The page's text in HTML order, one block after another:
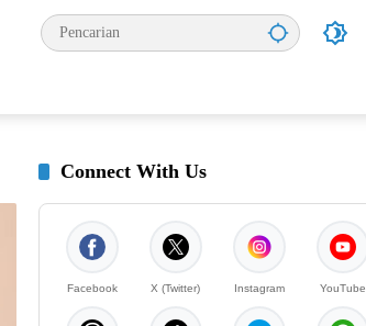
Connect With Us
Facebook X (Twitter) Instagram YouTube